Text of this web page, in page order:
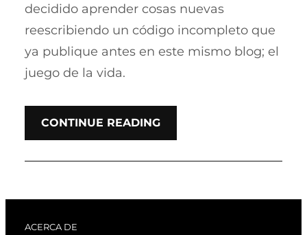
decidido aprender cosas nuevas
reescribiendo un código incompleto que
ya publique antes en este mismo blog; el
juego de la vida.
CONTINUE READING
ACERCA DE